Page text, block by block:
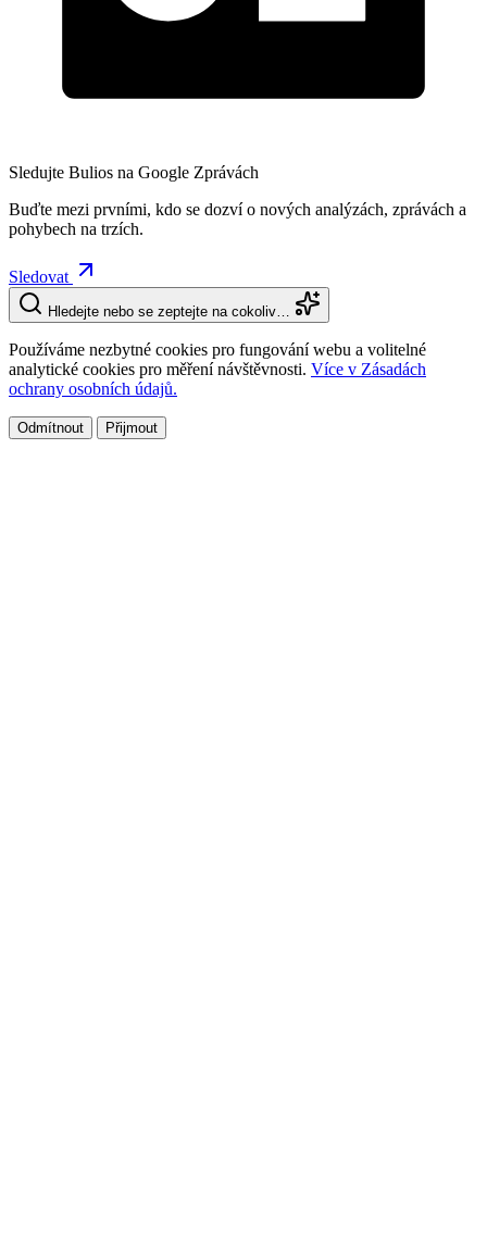
Sledujte Bulios na Google Zprávách
Buďte mezi prvními, kdo se dozví o nových analýzách, zprávách a
pohybech na trzích.
Sledovat
Hledejte nebo se zeptejte na cokoliv…
Používáme nezbytné cookies pro fungování webu a volitelné
analytické cookies pro měření návštěvnosti. Více v Zásadách
ochrany osobních údajů.
Odmítnout Přijmout